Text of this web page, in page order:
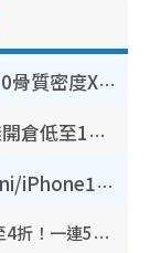
港大推賽馬會強化骨骼計劃！$100骨質密度X光檢查 完成免費運動訓練送超市禮券！附參加資格
開倉優惠 | 尖沙咀海港城名牌波鞋開倉低至1折！On鞋$899起／Joy&Peace鞋履$98起
豐澤優惠勁減低至44折！Mac mini/iPhone17Pro大減價！廚房家電$220起
開倉優惠｜尖沙咀名牌行李箱開倉低至4折！一連5日 American Tourister/ace./Hallmark $200起！